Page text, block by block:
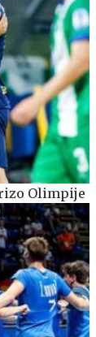
Olimpije